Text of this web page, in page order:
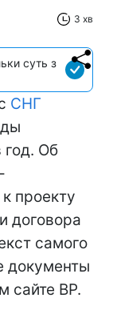
3 хв
суть з
СНГ
год. Об
проекту
договора
самого
документы
сайте ВР.